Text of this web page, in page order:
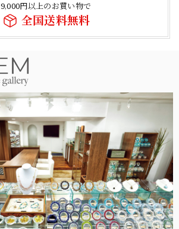
9,000円以上のお買い物で
全国送料無料